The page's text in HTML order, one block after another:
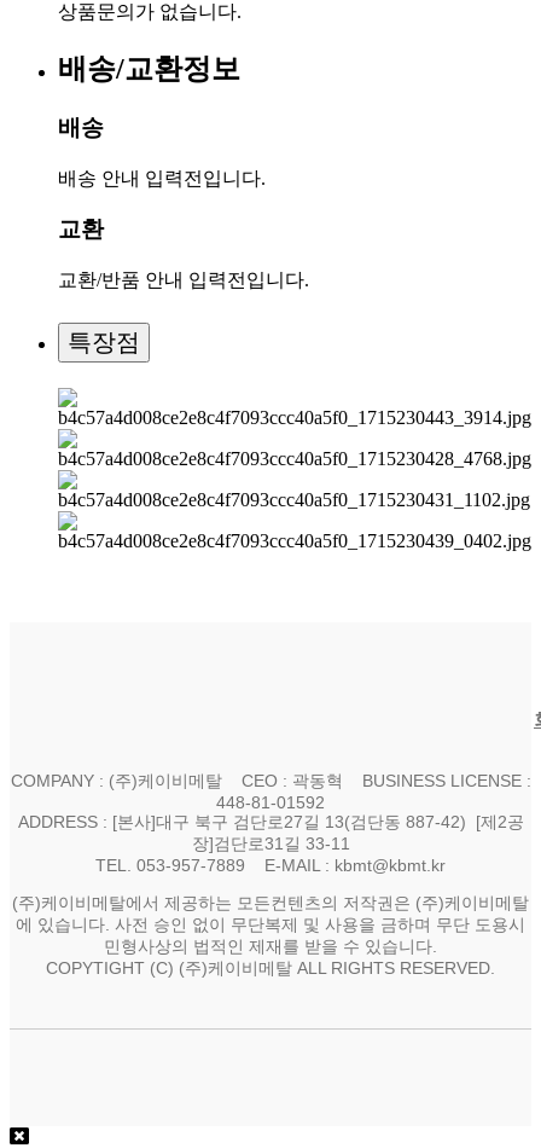
상품문의가 없습니다.
배송/교환정보
배송
배송 안내 입력전입니다.
교환
교환/반품 안내 입력전입니다.
특장점
COMPANY : (주)케이비메탈 CEO : 곽동혁 BUSINESS LICENSE :
448-81-01592
ADDRESS : [본사]대구 북구 검단로27길 13(검단동 887-42) [제2공
장]검단로31길 33-11
TEL. 053-957-7889 E-MAIL : kbmt@kbmt.kr
(주)케이비메탈에서 제공하는 모든컨텐츠의 저작권은 (주)케이비메탈
에 있습니다. 사전 승인 없이 무단복제 및 사용을 금하며 무단 도용시
민형사상의 법적인 제재를 받을 수 있습니다.
COPYTIGHT (C) (주)케이비메탈 ALL RIGHTS RESERVED.